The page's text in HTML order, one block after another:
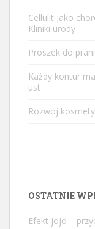
Cellulit jako
Kliniki urody
Proszek do
Każdy kontur
ust
Rozwój
OSTATNIE
Efekt jojo –